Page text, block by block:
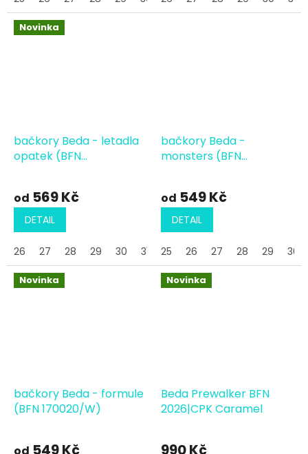
Novinka
bačkory Beda - letadla
opatek (BFN
od 569 Kč
DETAIL
26 27 28 29 30 31 32 33
bačkory Beda -
monsters (BFN
od 549 Kč
DETAIL
25 26 27 28 29 30
Novinka
bačkory Beda - formule
(BFN 170020/W)
549 Kč
Novinka
Beda Prewalker BFN
2026|CPK Caramel
990 Kč